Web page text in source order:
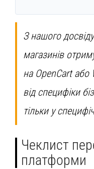
З нашого
магазинів
на OpenCart
від специфіки
тільки у
Чеклист
платформи